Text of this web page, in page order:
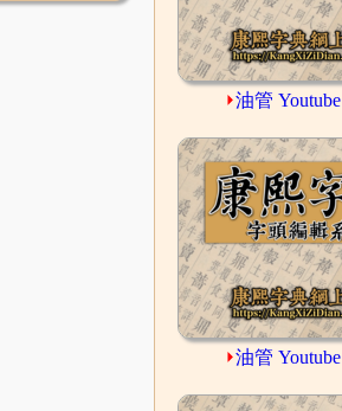
⏵油管 Youtube
⏵油管 Youtube